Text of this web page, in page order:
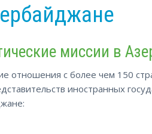
миссии в
отношения с более чем 150
иностранных